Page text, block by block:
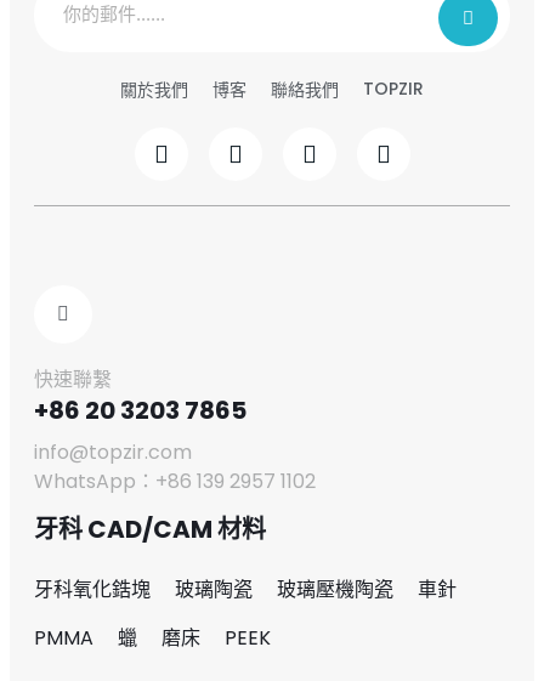
關於我們 博客 聯絡我們 TOPZIR
快速聯繫
+86 20 3203 7865
info@topzir.com
WhatsApp：+86 139 2957 1102
牙科 CAD/CAM 材料
牙科氧化鋯塊 玻璃陶瓷 玻璃壓機陶瓷
車針
PMMA
蠟 磨床 PEEK